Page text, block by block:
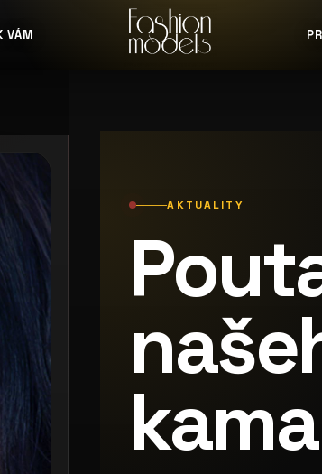
VÁM
AKTUALITY